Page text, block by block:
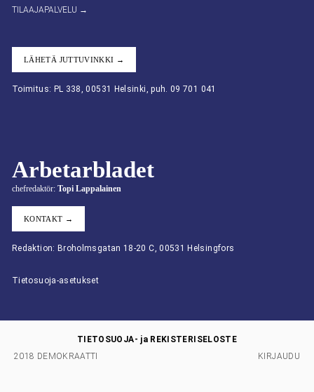
TILAAJAPALVELU →
LÄHETÄ JUTTUVINKKI →
Toimitus: PL 338, 00531 Helsinki, puh. 09 701 041
Arbetarbladet
chefredaktör: Topi Lappalainen
KONTAKT →
Redaktion: Broholmsgatan 18-20 C, 00531 Helsingfors
Tietosuoja-asetukset
2018 DEMOKRAATTI
TIETOSUOJA- ja REKISTERISELOSTE
KIRJAUDU